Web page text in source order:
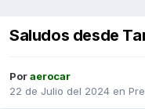
Saludos desde
Poraerocar
22 de Julio del 2024 en